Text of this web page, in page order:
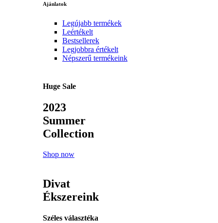
Ajánlatok
Legújabb termékek
Leértékelt
Bestsellerek
Legjobbra értékelt
Népszerű termékeink
Huge Sale
2023
Summer
Collection
Shop now
Divat
Ékszereink
Széles választéka